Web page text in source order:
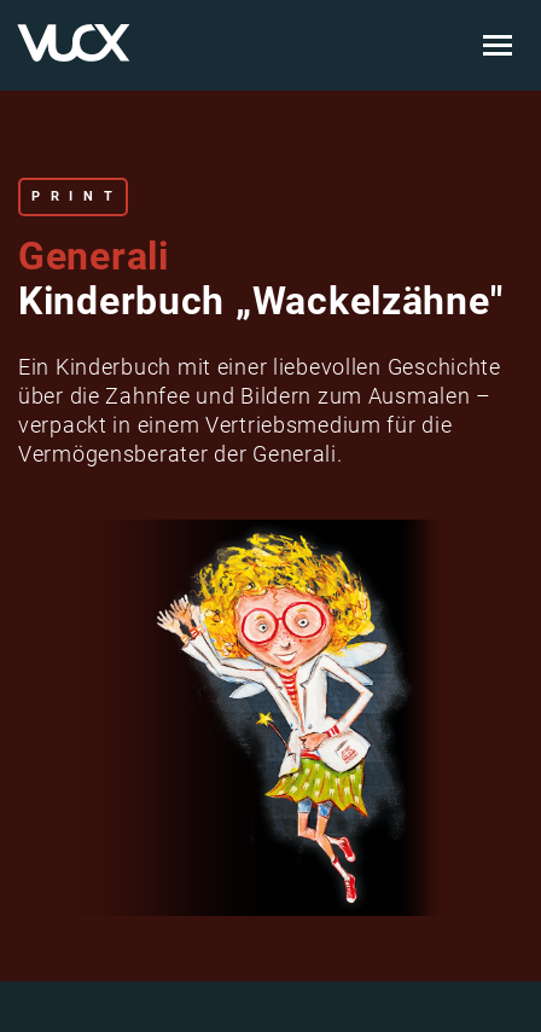
PRINT
Generali
Kinderbuch „Wackelzähne"
Ein Kinderbuch mit einer liebevollen Geschichte
über die Zahnfee und Bildern zum Ausmalen –
verpackt in einem Vertriebsmedium für die
Vermögensberater der Generali.